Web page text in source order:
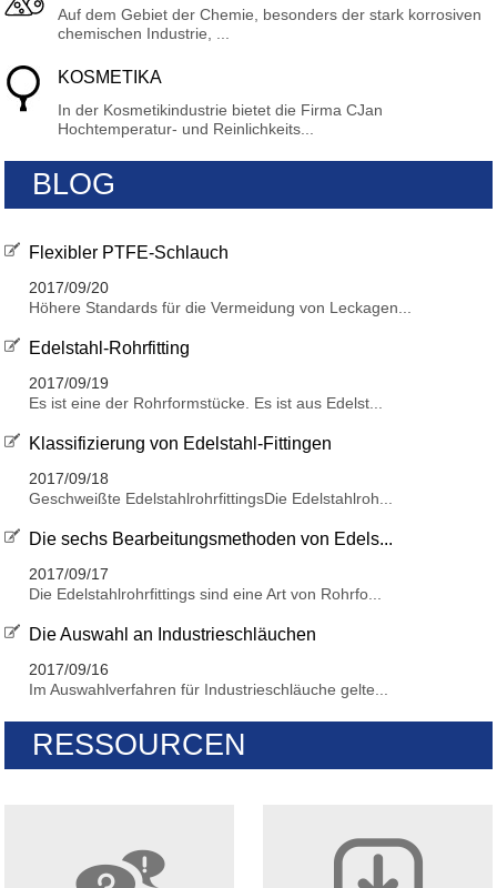
Auf dem Gebiet der Chemie, besonders der stark korrosiven
chemischen Industrie, ...
KOSMETIKA
In der Kosmetikindustrie bietet die Firma CJan
Hochtemperatur- und Reinlichkeits...
BLOG
Flexibler PTFE-Schlauch
2017/09/20
Höhere Standards für die Vermeidung von Leckagen...
Edelstahl-Rohrfitting
2017/09/19
Es ist eine der Rohrformstücke. Es ist aus Edelst...
Klassifizierung von Edelstahl-Fittingen
2017/09/18
Geschweißte EdelstahlrohrfittingsDie Edelstahlroh...
Die sechs Bearbeitungsmethoden von Edels...
2017/09/17
Die Edelstahlrohrfittings sind eine Art von Rohrfo...
Die Auswahl an Industrieschläuchen
2017/09/16
Im Auswahlverfahren für Industrieschläuche gelte...
RESSOURCEN